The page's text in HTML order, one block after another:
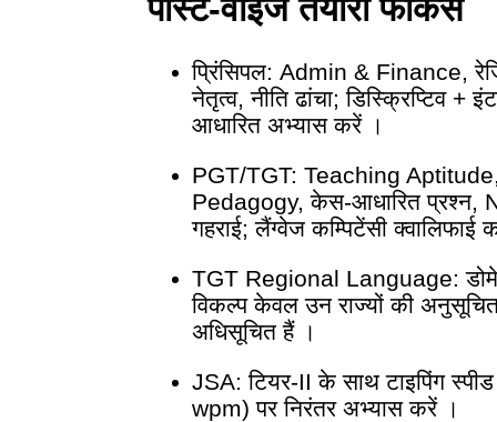
पोस्ट-वाइज तैयारी फोकस
प्रिंसिपल: Admin & Finance,
नेतृत्व, नीति ढांचा; डिस्क्रिप्टिव
आधारित अभ्यास करें ।
PGT/TGT: Teaching
Pedagogy, केस-आधारित प्रश्न,
गहराई; लैंग्वेज कम्पिटेंसी क्वालिफाई
TGT Regional Language:
विकल्प केवल उन राज्यों की अनुसूचित
अधिसूचित हैं ।
JSA: टियर-II के साथ टाइपिंग
wpm) पर निरंतर अभ्यास करें ।